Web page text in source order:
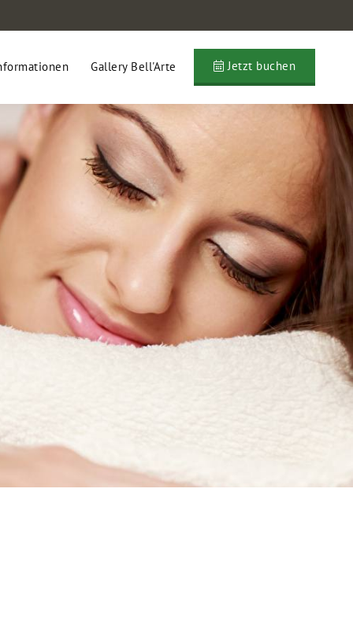
Jetzt buchen
Gallery Bell'Arte